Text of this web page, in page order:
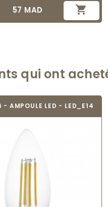
Prix
57 MAD 
qui ont
- AMPOULE LED - LED_E14